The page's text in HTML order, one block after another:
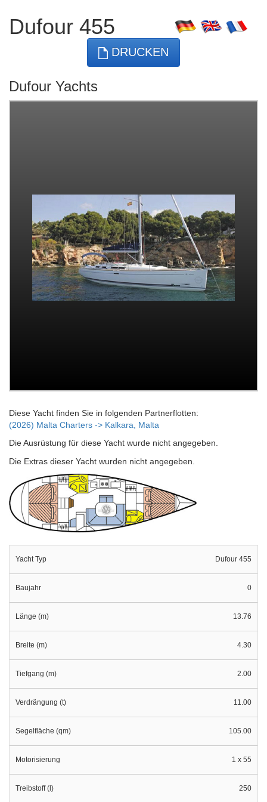
Dufour 455
DRUCKEN
Dufour Yachts
Diese Yacht finden Sie in folgenden Partnerflotten:
(2026) Malta Charters -> Kalkara, Malta
Die Ausrüstung für diese Yacht wurde nicht angegeben.
Die Extras dieser Yacht wurden nicht angegeben.
Yacht Typ Dufour 455
Baujahr 0
Länge (m) 13.76
Breite (m) 4.30
Tiefgang (m) 2.00
Verdrängung (t) 11.00
Segelfläche (qm) 105.00
Motorisierung 1 x 55
Treibstoff (l) 250